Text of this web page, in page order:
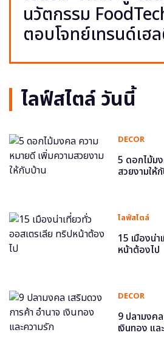
นวัตกรรม
ตอบโจทย์เทรนด์เฮ
ไลฟ์สไตล์ วันนี้
DECOR
5 ดอกไม้ม
สวยงามให้
ไลฟ์สไตล์
15 เมืองน่า
หน้าต้องไป
DECOR
9 ปลามงค
เงินทอง แล